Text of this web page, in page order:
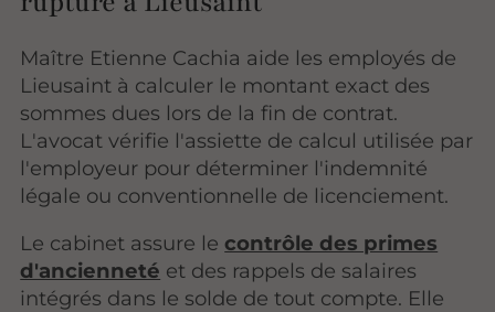
Maître Etienne Cachia aide les employés de
Lieusaint à calculer le montant exact des
sommes dues lors de la fin de contrat.
L'avocat vérifie l'assiette de calcul utilisée par
l'employeur pour déterminer l'indemnité
légale ou conventionnelle de licenciement.
Le cabinet assure lecontrôle des primes
d'ancienneté et des rappels de salaires
intégrés dans le solde de tout compte. Elle